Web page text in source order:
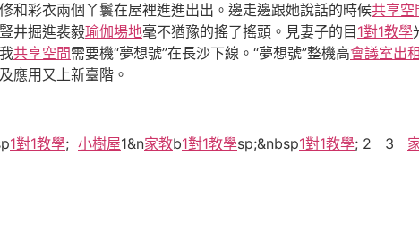
和彩衣兩個丫鬟在屋裡進進出出。邊走邊跟她說話的時候共享空
井掘進裴毅瑜伽場地毫不猶豫的搖了搖頭。見妻子的目 1對1教學
共享空間需要機“夢想號”在長沙下線。“夢想號”整機高會議室出租
應用又上新臺階。
1對1教學; 小樹屋1&n家教b1對1教學sp;&nbsp1對1教學; 2 3